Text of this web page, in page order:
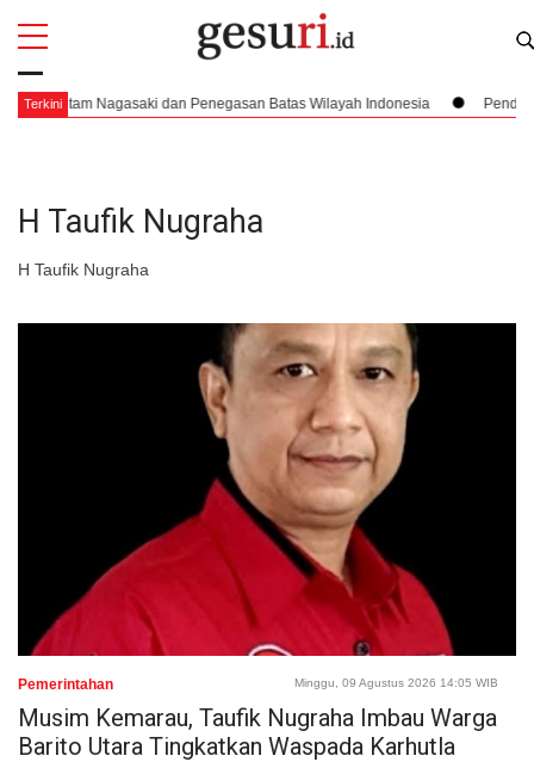
Terkini
Penegasan Batas Wilayah Indonesia Pendaratan yang Nyaris Menubruk
H Taufik Nugraha
H Taufik Nugraha
All
Pemerintahan Minggu, 09 Agustus 2026 14:05 WIB
Musim Kemarau, Taufik Nugraha Imbau Warga
Barito Utara Tingkatkan Waspada Karhutla